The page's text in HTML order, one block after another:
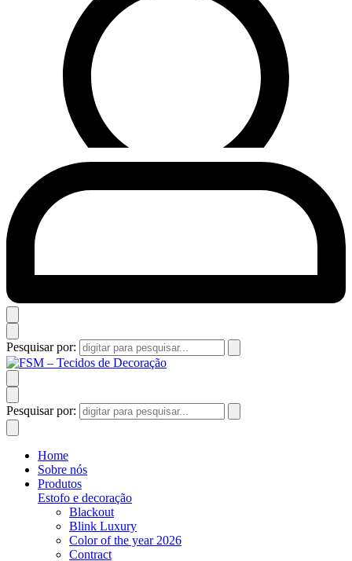
Pesquisar por:
Pesquisar por:
Home
Sobre nós
Produtos
Estofo e decoração
Blackout
Blink Luxury
Color of the year 2026
Contract